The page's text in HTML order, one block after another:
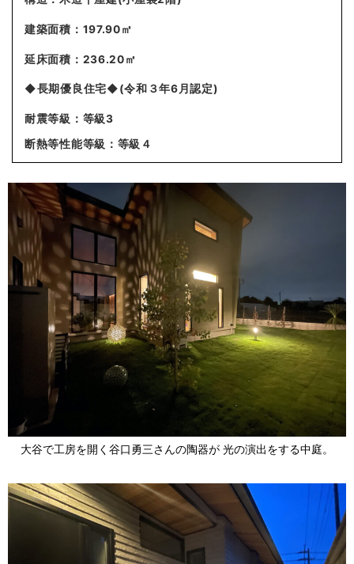
建築面積：197.90㎡
延床面積：236.20㎡
◆長期優良住宅◆(令和３年6月認定)
耐震等級：等級3
断熱等性能等級：等級４
大谷で工房を開く谷口勇三さんの陶器が 光の演出をする中庭。